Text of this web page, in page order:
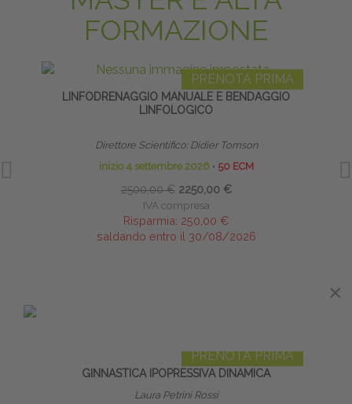
FORMAZIONE
PRENOTA PRIMA
LINFODRENAGGIO MANUALE E BENDAGGIO
LINFOLOGICO
Direttore Scientifico: Didier Tomson
inizio 4 settembre 2026 ∙ 50 ECM
2500,00 € 2250,00 €
IVA compresa
Risparmia: 250,00 €
saldando entro il 30/08/2026
PRENOTA PRIMA
GINNASTICA IPOPRESSIVA DINAMICA
Laura Petrini Rossi
×